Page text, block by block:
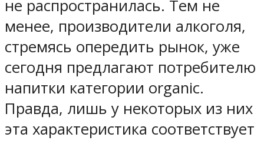
не распространилась. Тем не
менее, производители алкоголя,
стремясь опередить рынок, уже
сегодня предлагают потребителю
напитки категории organic.
Правда, лишь у некоторых из них
эта характеристика соответствует